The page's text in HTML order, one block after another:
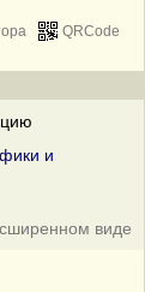
QRCode
и
виде